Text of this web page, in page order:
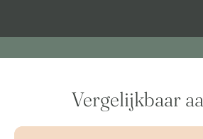
Vergelijkbaar